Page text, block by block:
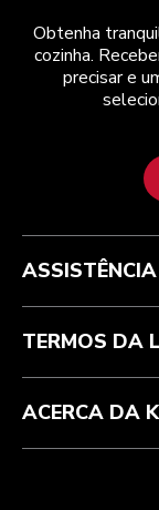
Obtenha
cozinha.
precisar e
Health Check
Atendimento ao cliente
Acompanhar a sua
Garantia e
Perguntas frequentes
Termos e condições
Envio e entrega
Devoluções e
Marca
ODR
A marca
A nossa história
ASSISTÊNCIA
TERMOS DA
ACERCA DA